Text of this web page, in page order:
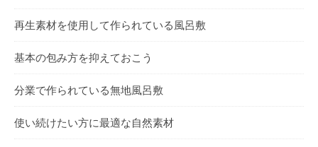
再生素材を使用して作られている風呂敷
基本の包み方を抑えておこう
分業で作られている無地風呂敷
使い続けたい方に最適な自然素材